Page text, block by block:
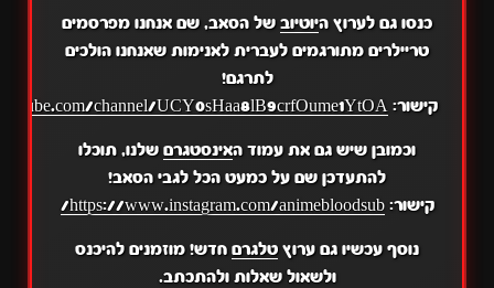
כנסו גם לערוץ היוטיובשל הסאב, שם אנחנו מפרסמים
טריילרים מתורגמים לעברית לאנימות שאנחנו הולכים
לתרגם!
קישור: channel/UCY0sHaa8lB9crfOume1YtOA
וכמובן שיש גם את עמוד האינסטגרםשלנו, תוכלו
להתעדכן שם על כמעט הכל לגבי הסאב!
קישור:https://www.instagram.com/animebloodsub/
נוסף עכשיו גם ערוץטלגרםחדש! מוזמנים להיכנס
ולשאול שאלות ולהתכתב.